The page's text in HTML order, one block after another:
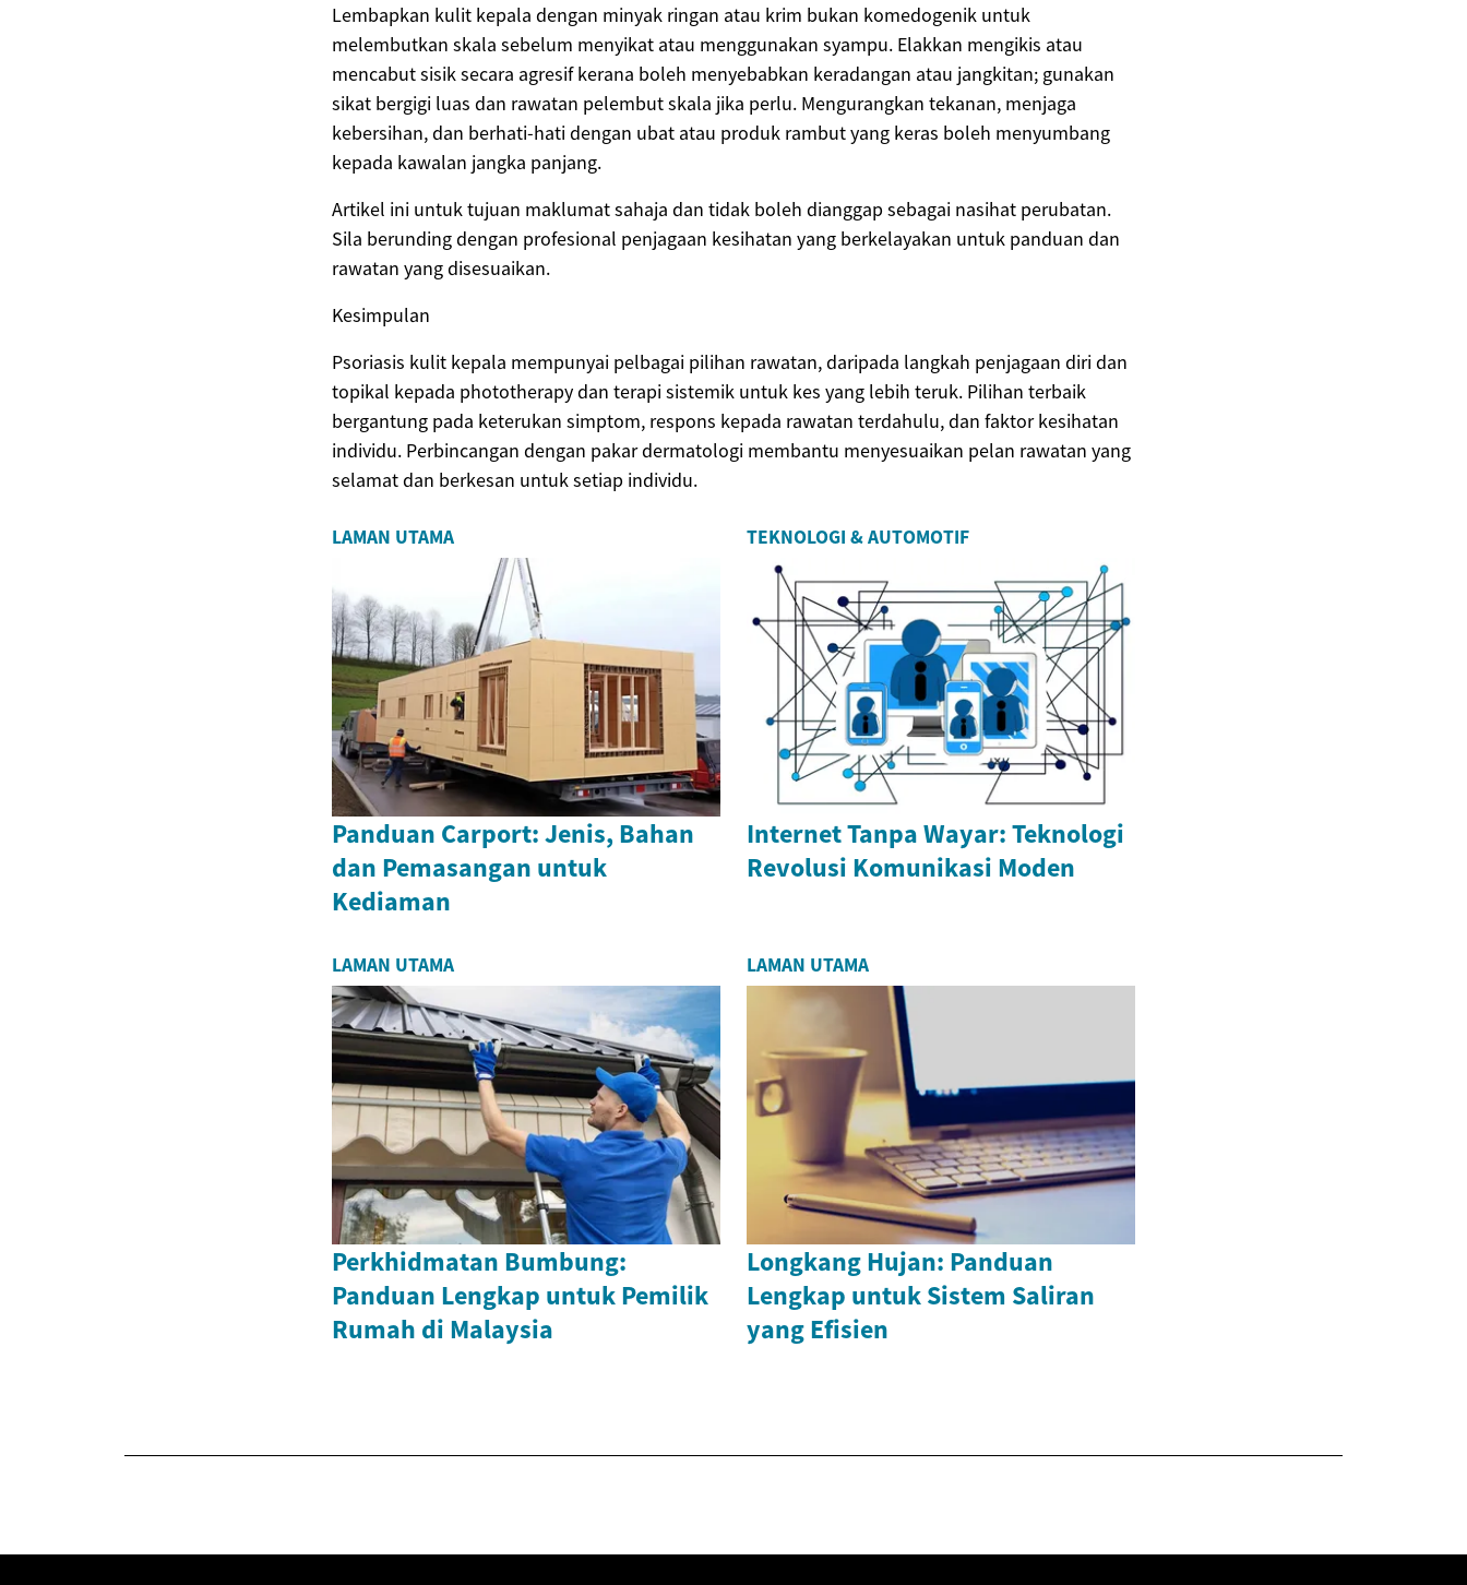
Lembapkan kulit kepala dengan minyak ringan atau krim bukan komedogenik untuk
melembutkan skala sebelum menyikat atau menggunakan syampu. Elakkan mengikis atau
mencabut sisik secara agresif kerana boleh menyebabkan keradangan atau jangkitan; gunakan
sikat bergigi luas dan rawatan pelembut skala jika perlu. Mengurangkan tekanan, menjaga
kebersihan, dan berhati-hati dengan ubat atau produk rambut yang keras boleh menyumbang
kepada kawalan jangka panjang.
Artikel ini untuk tujuan maklumat sahaja dan tidak boleh dianggap sebagai nasihat perubatan.
Sila berunding dengan profesional penjagaan kesihatan yang berkelayakan untuk panduan dan
rawatan yang disesuaikan.
Kesimpulan
Psoriasis kulit kepala mempunyai pelbagai pilihan rawatan, daripada langkah penjagaan diri dan
topikal kepada phototherapy dan terapi sistemik untuk kes yang lebih teruk. Pilihan terbaik
bergantung pada keterukan simptom, respons kepada rawatan terdahulu, dan faktor kesihatan
individu. Perbincangan dengan pakar dermatologi membantu menyesuaikan pelan rawatan yang
selamat dan berkesan untuk setiap individu.
LAMAN UTAMA
Panduan Carport: Jenis, Bahan
dan Pemasangan untuk
Kediaman
TEKNOLOGI & AUTOMOTIF
Internet Tanpa Wayar: Teknologi
Revolusi Komunikasi Moden
LAMAN UTAMA
Perkhidmatan Bumbung:
Panduan Lengkap untuk Pemilik
Rumah di Malaysia
LAMAN UTAMA
Longkang Hujan: Panduan
Lengkap untuk Sistem Saliran
yang Efisien